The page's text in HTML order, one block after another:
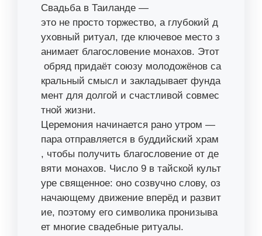
Свадьба в Таиланде —
это не просто торжество, а глубокий д
уховный ритуал, где ключевое место з
анимает благословение монахов. Этот
обряд придаёт союзу молодожёнов са
кральный смысл и закладывает фунда
мент для долгой и счастливой совмес
тной жизни.
Церемония начинается рано утром —
пара отправляется в буддийский храм
, чтобы получить благословение от де
вяти монахов. Число 9 в тайской культ
уре священное: оно созвучно слову, оз
начающему движение вперёд и развит
ие, поэтому его символика пронизыва
ет многие свадебные ритуалы.